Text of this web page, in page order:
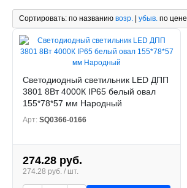
Сортировать: по названию возр. | убыв. по цене
Светодиодный светильник LED ДПП
3801 8Вт 4000К IP65 белый овал
155*78*57 мм Народный
Арт: SQ0366-0166
274.28 руб.
274.28 руб. / шт.